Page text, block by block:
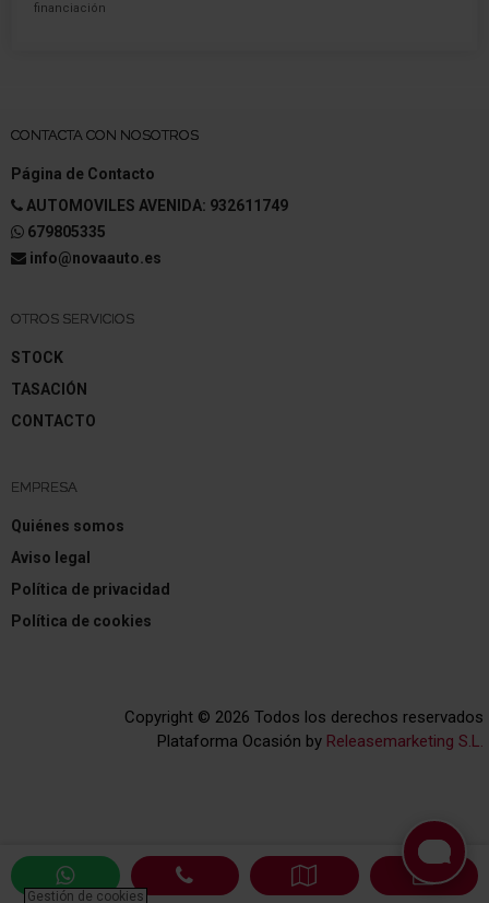
financiación
CONTACTA CON NOSOTROS
Página de Contacto
AUTOMOVILES AVENIDA: 932611749
679805335
info@novaauto.es
OTROS SERVICIOS
STOCK
TASACIÓN
CONTACTO
EMPRESA
Quiénes somos
Aviso legal
Política de privacidad
Política de cookies
Copyright © 2026 Todos los derechos reservados
Plataforma Ocasión by Releasemarketing S.L.
Gestión de cookies